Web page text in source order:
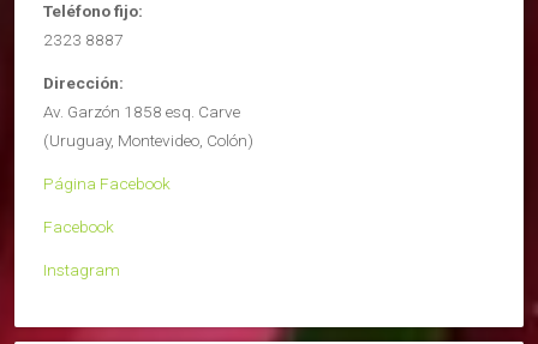
Teléfono fijo:
2323 8887
Dirección:
Av. Garzón 1858 esq. Carve
(Uruguay, Montevideo, Colón)
Página Facebook
Facebook
Instagram